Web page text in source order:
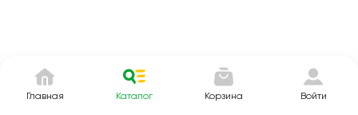
Главная Каталог Корзина Войти